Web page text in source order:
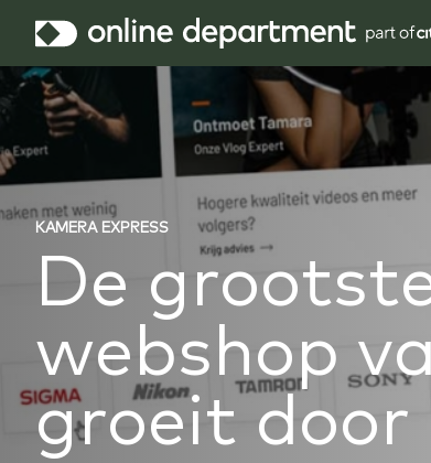
KAMERA EXPRESS
De
webshop
groeit door